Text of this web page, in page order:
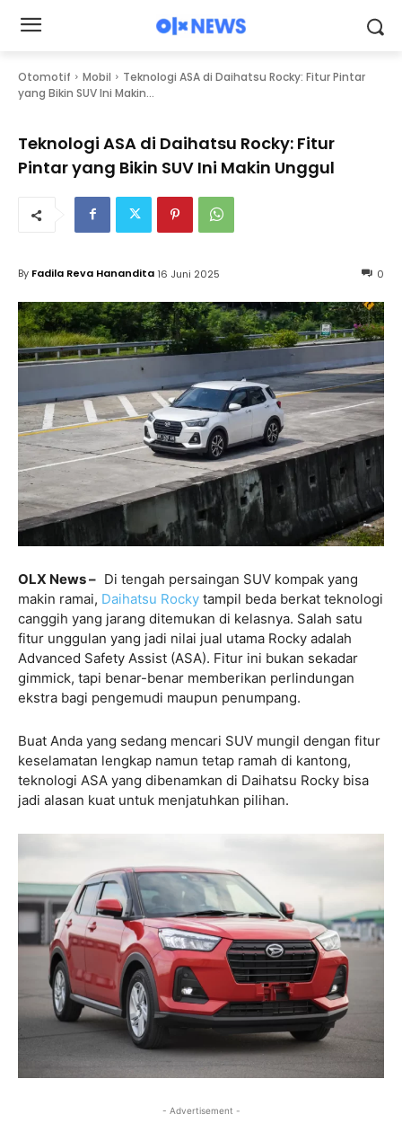
Otomotif Mobil
Teknologi ASA di Daihatsu Rocky: Fitur Pintar
yang Bikin SUV Ini Makin...
Teknologi ASA di Daihatsu Rocky: Fitur
Pintar yang Bikin SUV Ini Makin Unggul
0
By Fadila Reva Hanandita 16 Juni 2025
OLX News – Di tengah persaingan SUV kompak yang
makin ramai, Daihatsu Rocky tampil beda berkat teknologi
canggih yang jarang ditemukan di kelasnya. Salah satu
fitur unggulan yang jadi nilai jual utama Rocky adalah
Advanced Safety Assist (ASA). Fitur ini bukan sekadar
gimmick, tapi benar-benar memberikan perlindungan
ekstra bagi pengemudi maupun penumpang.
Buat Anda yang sedang mencari SUV mungil dengan fitur
keselamatan lengkap namun tetap ramah di kantong,
teknologi ASA yang dibenamkan di Daihatsu Rocky bisa
jadi alasan kuat untuk menjatuhkan pilihan.
- Advertisement -